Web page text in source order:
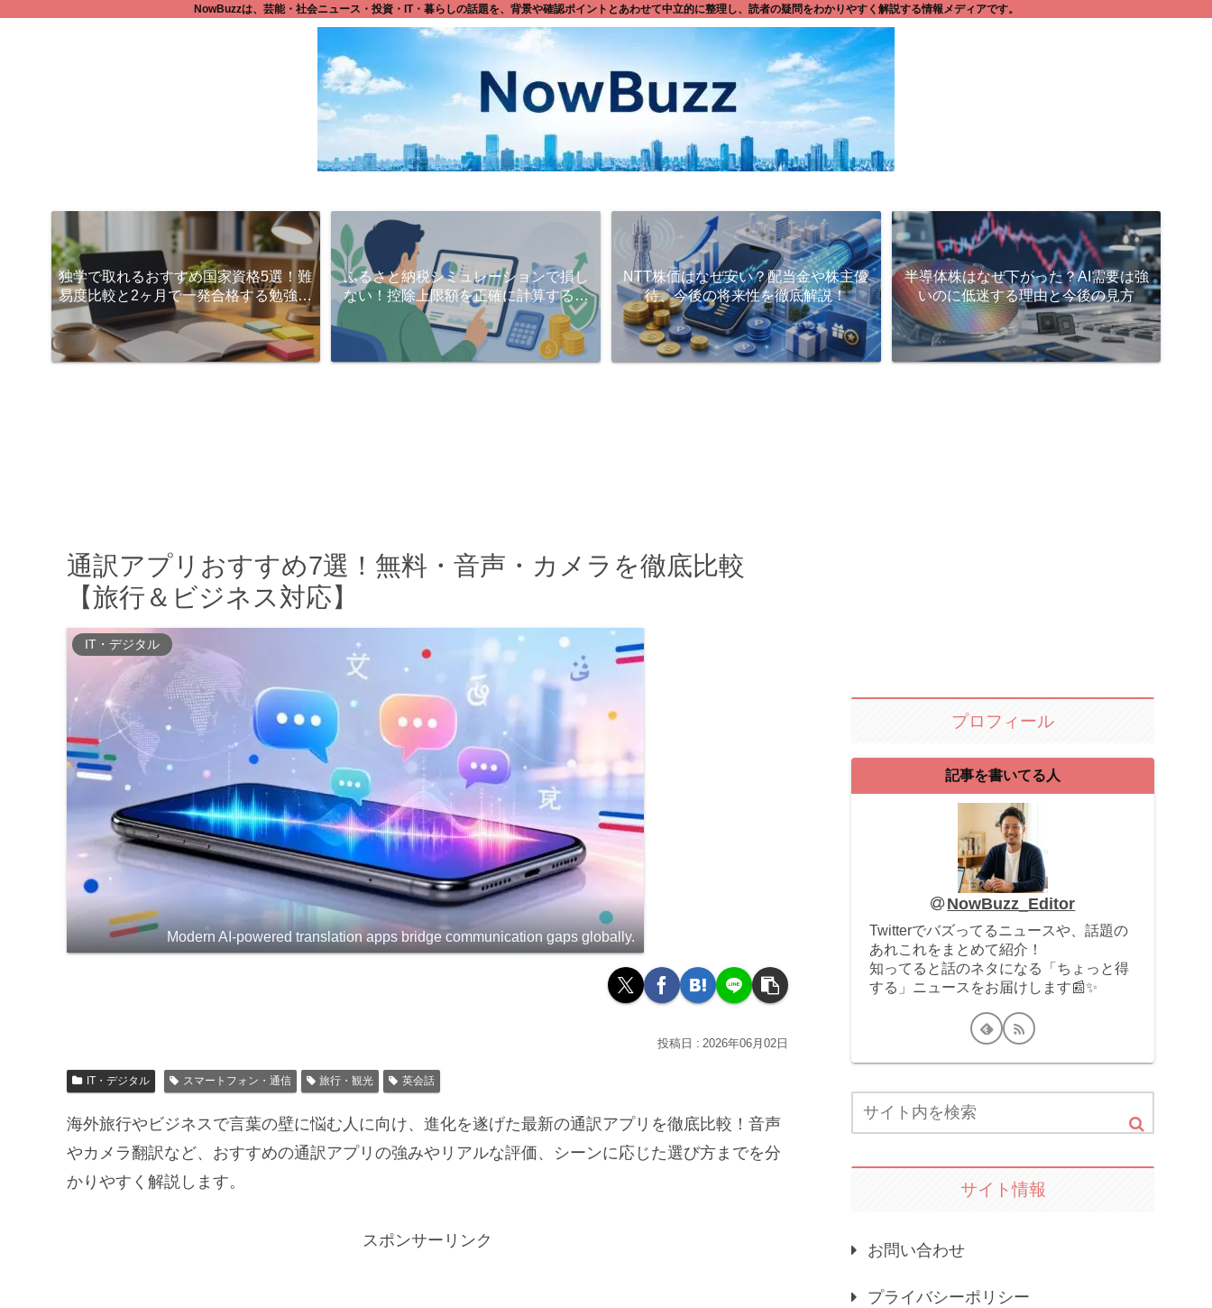
NowBuzzは、芸能・社会ニュース・投資・IT・暮らしの話題を、背景や確認ポイントとあわせて中立的に整理し、読者の疑問をわかりやすく解説する情報メディアです。
独学で取れるおすすめ国家資格5選！難
易度比較と2ヶ月で一発合格する勉強法
とは？
ふるさと納税シミュレーションで損し
ない！控除上限額を正確に計算するコ
ツと活用法
NTT株価はなぜ安い？配当金や株主優
待、今後の将来性を徹底解説！
半導体株はなぜ下がった？AI需要は強
いのに低迷する理由と今後の見方
通訳アプリおすすめ7選！無料・音声・カメラを徹底比較
【旅行＆ビジネス対応】
IT・デジタル
Modern AI-powered translation apps bridge communication gaps globally.
2026年06月02日
IT・デジタル スマートフォン・通信 旅行・観光 英会話
海外旅行やビジネスで言葉の壁に悩む人に向け、進化を遂げた最新の通訳アプリを徹底比較！音声
やカメラ翻訳など、おすすめの通訳アプリの強みやリアルな評価、シーンに応じた選び方までを分
かりやすく解説します。
スポンサーリンク
プロフィール
記事を書いてる人
NowBuzz_Editor
Twitterでバズってるニュースや、話題の
あれこれをまとめて紹介！
知ってると話のネタになる「ちょっと得
する」ニュースをお届けします📰✨
サイト情報
お問い合わせ
プライバシーポリシー